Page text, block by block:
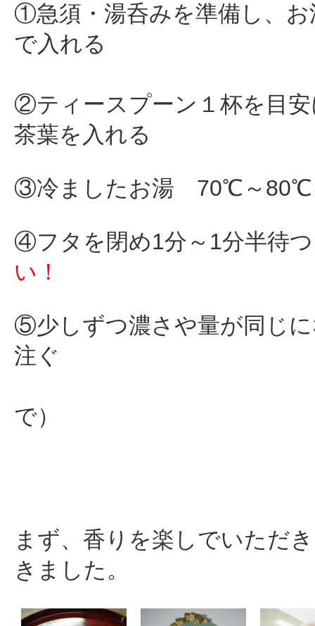
①急須・湯呑みを準備し、
で入れる
②ティースプーン１杯を目
茶葉を入れる
③冷ましたお湯 70℃～80℃
④フタを閉め1分～1分半
い！
⑤少しずつ濃さや量が同じ
注ぐ
で）
まず、香りを楽しでいただ
きました。